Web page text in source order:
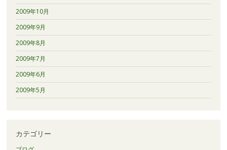
2009年10月
2009年9月
2009年8月
2009年7月
2009年6月
2009年5月
カテゴリー